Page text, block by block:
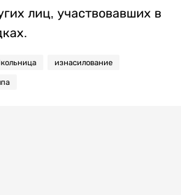
лиц, участвовавших в
изнасилование